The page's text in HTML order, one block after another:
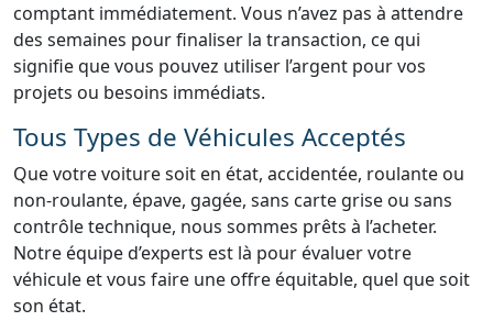
comptant immédiatement. Vous n’avez pas à attendre
des semaines pour finaliser la transaction, ce qui
signifie que vous pouvez utiliser l’argent pour vos
projets ou besoins immédiats.
Tous Types de Véhicules Acceptés
Que votre voiture soit en état, accidentée, roulante ou
non-roulante, épave, gagée, sans carte grise ou sans
contrôle technique, nous sommes prêts à l’acheter.
Notre équipe d’experts est là pour évaluer votre
véhicule et vous faire une offre équitable, quel que soit
son état.